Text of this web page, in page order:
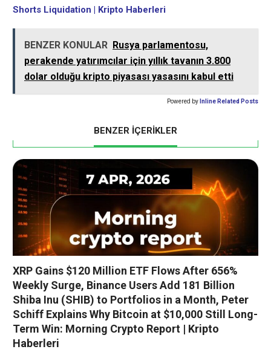
Shorts Liquidation | Kripto Haberleri
BENZER KONULAR Rusya parlamentosu,
perakende yatırımcılar için yıllık tavanın 3.800
dolar olduğu kripto piyasası yasasını kabul etti
Powered by Inline Related Posts
BENZER İÇERİKLER
XRP Gains $120 Million ETF Flows After 656%
Weekly Surge, Binance Users Add 181 Billion
Shiba Inu (SHIB) to Portfolios in a Month, Peter
Schiff Explains Why Bitcoin at $10,000 Still Long-
Term Win: Morning Crypto Report | Kripto
Haberleri